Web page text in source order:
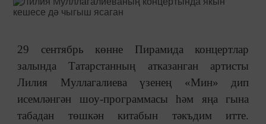
29 сентябрь көнне Пирамида концертлар
залында Татарстанның атказанган артисты
Лилия Муллагалиева үзенең «Мин» дип
исемләнгән шоу-программасы һәм яңа гына
табадан төшкән китабын тәкъдим итте.